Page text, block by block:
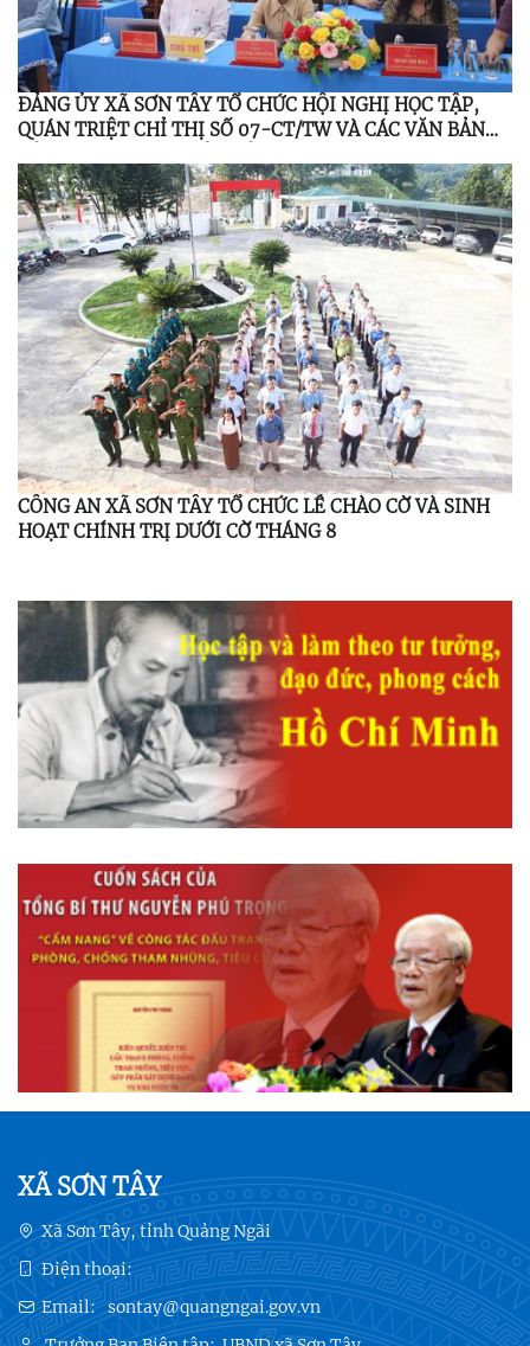
ĐẢNG ỦY XÃ SƠN TÂY TỔ CHỨC HỘI NGHỊ HỌC TẬP,
QUÁN TRIỆT CHỈ THỊ SỐ 07-CT/TW VÀ CÁC VĂN BẢN
CÔNG AN XÃ SƠN TÂY TỔ CHỨC LỄ CHÀO CỜ VÀ SINH
HOẠT CHÍNH TRỊ DƯỚI CỜ THÁNG 8
XÃ SƠN TÂY
Xã Sơn Tây, tỉnh Quảng Ngãi
Điện thoại:
Email: sontay@quangngai.gov.vn